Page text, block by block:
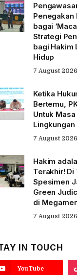
Penegakan
bagai
Strategi
bagi Hakim
Hidup
7 August 2026
Ketika
Bertemu,
Untuk
7 August 2026
Hakim
Terakhir! Di
Spesimen
Green
di
7 August
IN TOUCH
YouTube